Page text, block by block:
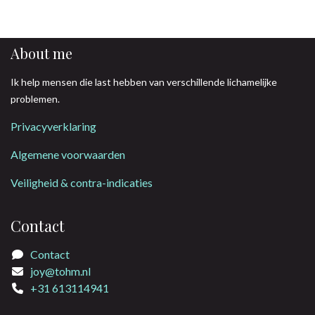
About me
Ik help mensen die last hebben van verschillende lichamelijke
problemen.
Privacyverklaring
Algemene voorwaarden
Veiligheid & contra-indicaties
Contact
Contact
joy@tohm.nl
+31 613114941